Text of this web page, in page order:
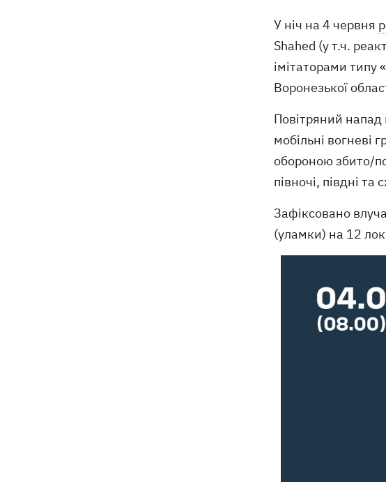
У ніч на 4 червня
Shahed (у т.ч.
імітаторами типу
Воронезької
Повітряний напад
мобільні
обороною збито/
півночі, півдні та
Зафіксовано
(уламки) на 12